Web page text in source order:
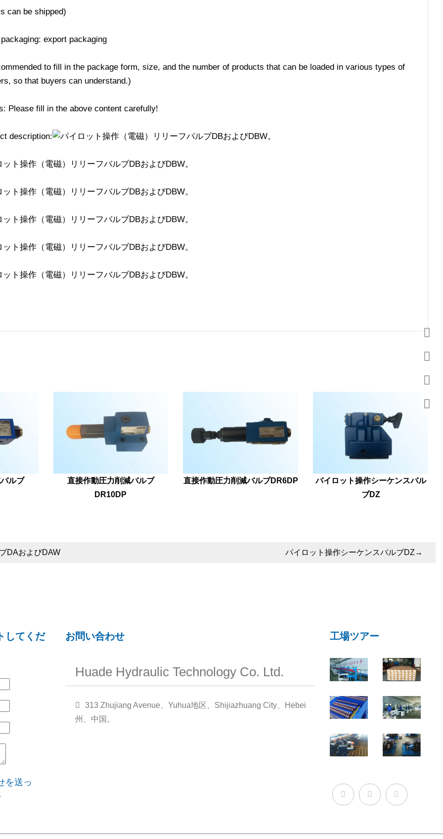
can be shipped)
export packaging
to fill in the package form, size, and the number of products that can be loaded in various types of
so that buyers can understand.)
Please fill in the above content carefully!
description:
ルブ
直接作動圧力削減バルブ
DR10DP
直接作動圧力削減バルブDR6DP
パイロット操作シーケンスバル
ブDZ
DAおよびDAW パイロット操作シーケンスバルブDZ →
してくだ
を送っ
お問い合わせ
Huade Hydraulic Technology Co. Ltd.
313 Zhujiang Avenue、Yuhua地区、Shijiazhuang City、Hebei
州、中国。
工場ツアー